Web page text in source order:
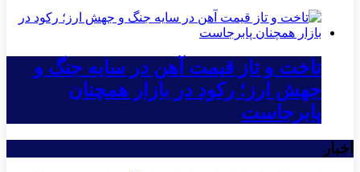
تاخت و تاز قیمت آهن در سایه جنگ و
جهش ارز؛ رکود در بازار همچنان
پابرجاست
اخبار